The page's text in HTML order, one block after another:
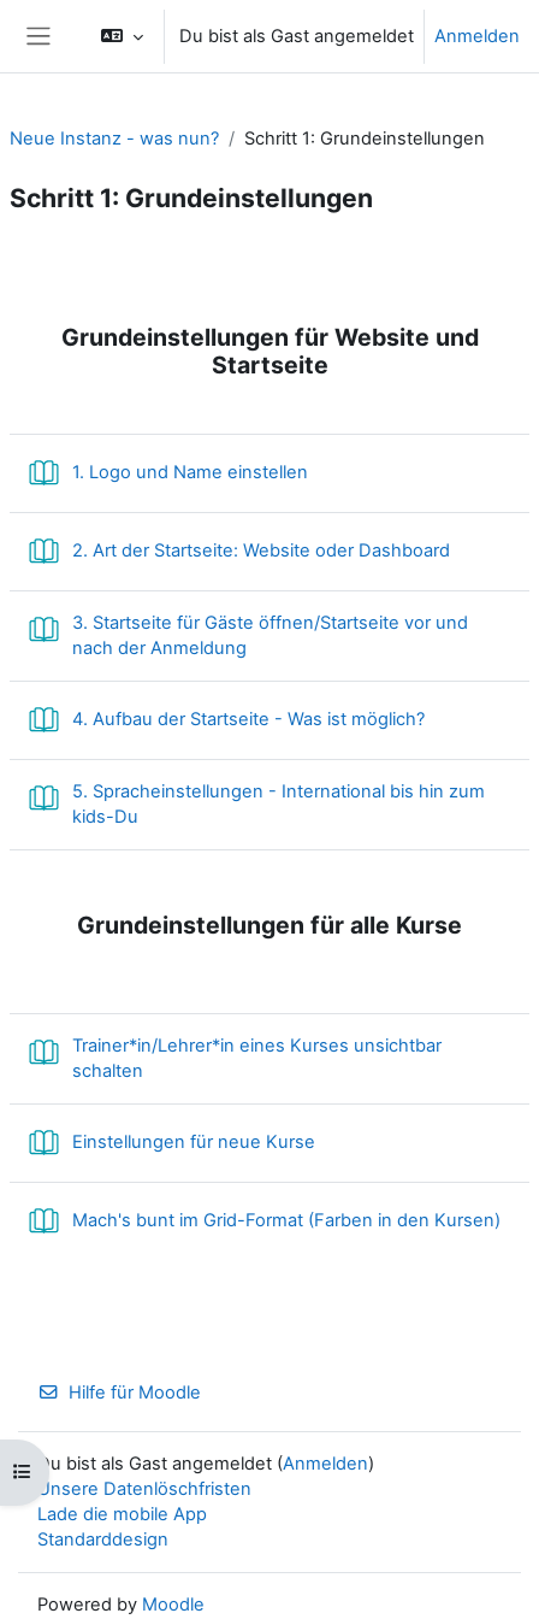
Website-Übersicht
Du bist als Gast angemeldet Anmelden
Kursindex öffnen
Neue Instanz - was nun? Schritt 1: Grundeinstellungen
Schritt 1: Grundeinstellungen
Grundeinstellungen für Website und
Startseite
1. Logo und Name einstellen
2. Art der Startseite: Website oder Dashboard
3. Startseite für Gäste öffnen/Startseite vor und
nach der Anmeldung
4. Aufbau der Startseite - Was ist möglich?Buch
5. Spracheinstellungen - International bis hin zum
kids-Du
Grundeinstellungen für alle Kurse
Trainer*in/Lehrer*in eines Kurses unsichtbar
schalten
Einstellungen für neue Kurse
Mach's bunt im Grid-Format (Farben in den Kursen)
Hilfe für Moodle
Du bist als Gast angemeldet (Anmelden)
Unsere Datenlöschfristen
Lade die mobile App
Standarddesign
Powered by Moodle